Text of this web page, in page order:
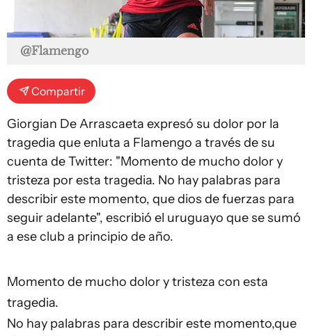
@Flamengo
Compartir
Giorgian De Arrascaeta expresó su dolor por la
tragedia que enluta a Flamengo a través de su
cuenta de Twitter: "Momento de mucho dolor y
tristeza por esta tragedia. No hay palabras para
describir este momento, que dios de fuerzas para
seguir adelante", escribió el uruguayo que se sumó
a ese club a principio de año.
Momento de mucho dolor y tristeza con esta
tragedia.
No hay palabras para describir este momento,que